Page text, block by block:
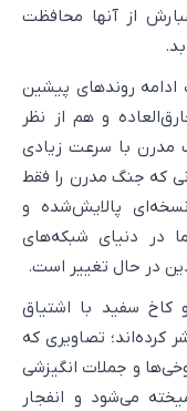
از آنها محافظت
ادامه روندهای پیشین
و هم از نظر
با سرعت زیادی
که جنگ مدرن را فقط
پالایش‌شده و
در دنیای شبکه‌های
در حال تغییر است.
و کاخ سفید با اشتیاق
کرده‌اند؛ تصاویری که
و جملات انگیزشی
می‌شود و انفجار